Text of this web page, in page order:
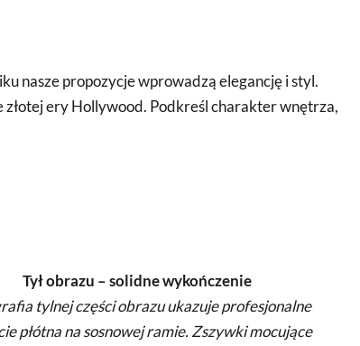
nasze propozycje wprowadzą elegancję i styl.
złotej ery Hollywood. Podkreśl charakter wnętrza,
Tył obrazu – solidne wykończenie
tylnej części obrazu ukazuje profesjonalne
płótna na sosnowej ramie. Zszywki mocujące